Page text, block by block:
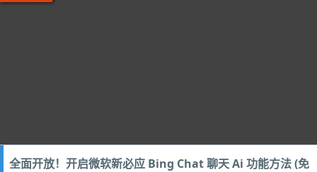
全面开放！开启微软新必应 Bing Chat 聊天 Ai 功能方法 (免